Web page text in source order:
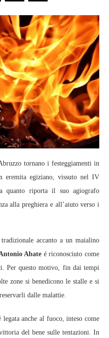
tornano i festeggiamenti in
eremita egiziano, vissuto nel IV
quanto riporta il suo agiografo
alla preghiera e all’aiuto verso i
accanto a un maialino
Abate é riconosciuto come
i. Per questo motivo, fin dai tempi
zone si benedicono le stalle e si
dalle malattie.
legata anche al fuoco, inteso come
del bene sulle tentazioni. In